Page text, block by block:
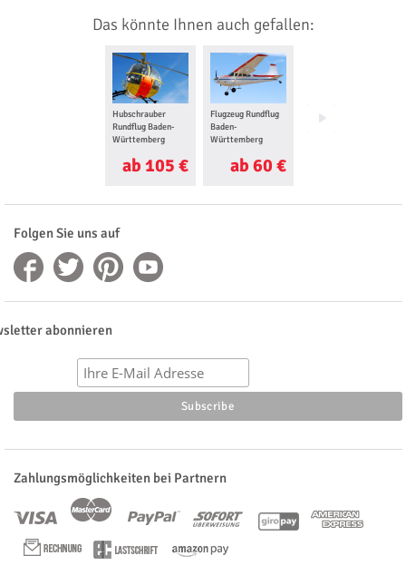
Das könnte Ihnen auch gefallen:
Hubschrauber
Rundflug Baden-
Württemberg
ab 105 €
Flugzeug Rundflug
Baden-
Württemberg
ab 60 €
Flugzeug selber
Folgen Sie uns auf
abonnieren
Zahlungsmöglichkeiten bei Partnern